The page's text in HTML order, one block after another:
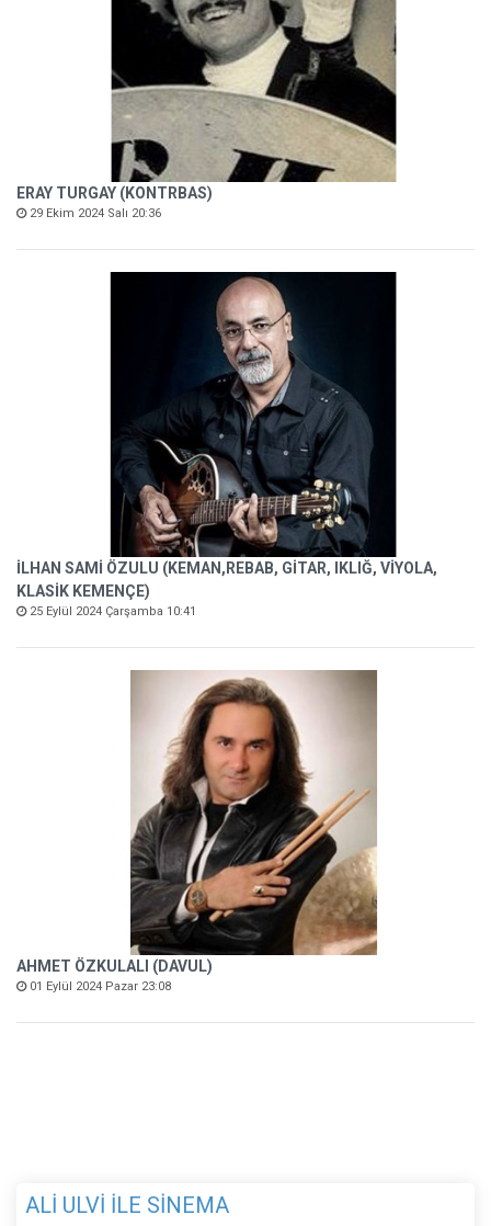
ERAY TURGAY (KONTRBAS)
29 Ekim 2024 Salı 20:36
İLHAN SAMİ ÖZULU (KEMAN,REBAB, GİTAR, IKLIĞ, VİYOLA,
KLASİK KEMENÇE)
25 Eylül 2024 Çarşamba 10:41
AHMET ÖZKULALI (DAVUL)
01 Eylül 2024 Pazar 23:08
ALİ ULVİ İLE SİNEMA